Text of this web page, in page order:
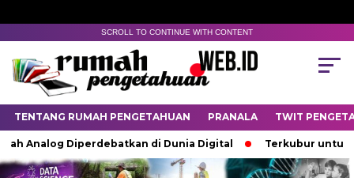
SCROLL TO CONTINUE WITH CONTENT
TENTANG RUMAH PENGETAHUAN PRANALA TWIT
Analog Diperdebatkan di Dunia Digital Terkubur untuk